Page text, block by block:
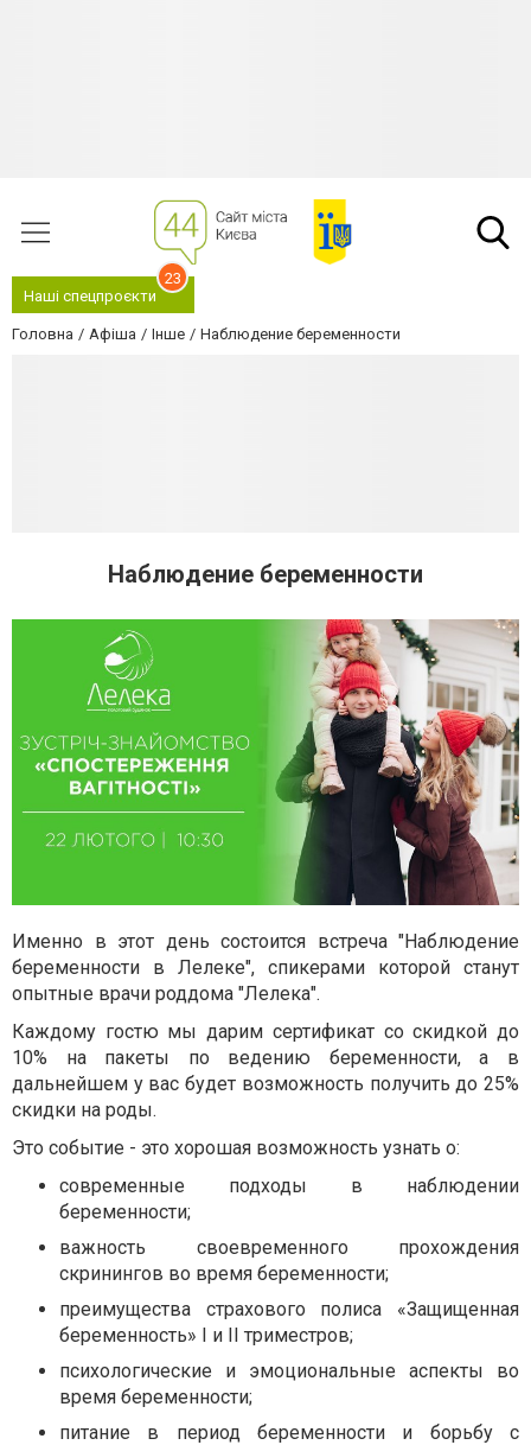
Наші спецпроєкти
23
Головна Афіша Інше Наблюдение беременности
Наблюдение беременности
Именно в этот день состоится встреча "Наблюдение
беременности в Лелеке", спикерами которой станут
опытные врачи роддома "Лелека".
Каждому гостю мы дарим сертификат со скидкой до
10% на пакеты по ведению беременности, а в
дальнейшем у вас будет возможность получить до 25%
скидки на роды.
Это событие - это хорошая возможность узнать о:
современные подходы в наблюдении
беременности;
важность своевременного прохождения
скринингов во время беременности;
преимущества страхового полиса «Защищенная
беременность» I и II триместров;
психологические и эмоциональные аспекты во
время беременности;
питание в период беременности и борьбу с